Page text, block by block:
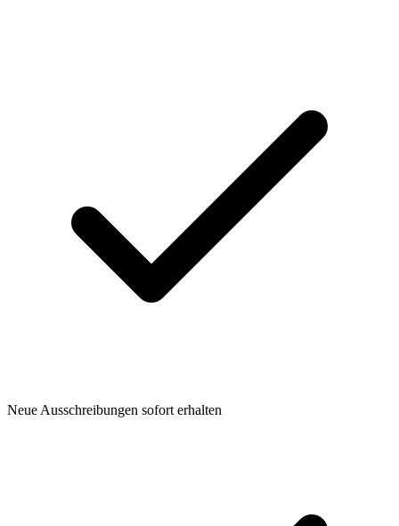
Neue Ausschreibungen sofort erhalten